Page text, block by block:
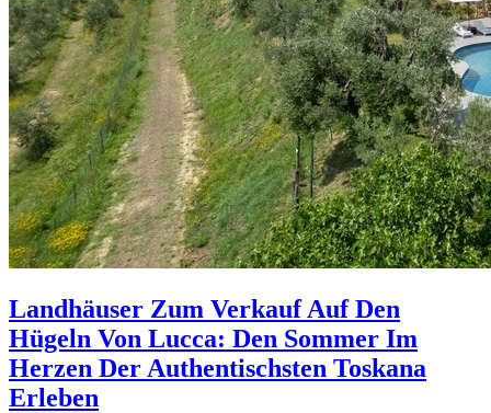
Landhäuser Zum Verkauf Auf Den
Hügeln Von Lucca: Den Sommer Im
Herzen Der Authentischsten Toskana
Erleben